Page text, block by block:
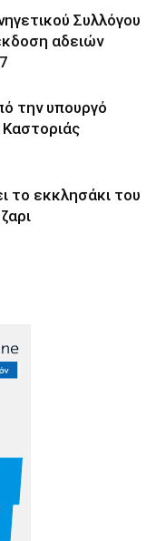
Συλλόγου
αδειών
την υπουργό
Καστοριάς
το εκκλησάκι του